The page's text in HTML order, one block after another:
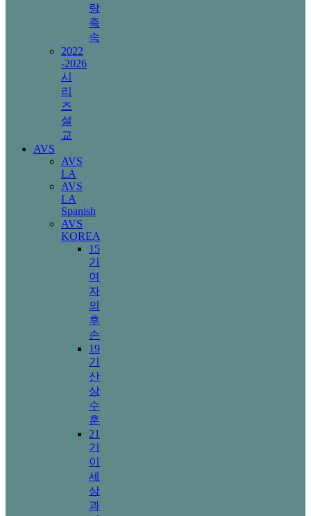
랑
족
속
2022
-2026
시
리
즈
설
교
AVS
AVS
LA
AVS
LA
Spanish
AVS
KOREA
15
기
여
자
의
후
손
19
기
산
상
수
훈
21
기
이
세
상
과